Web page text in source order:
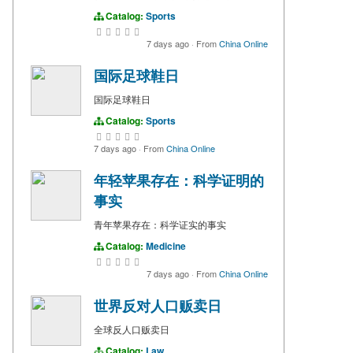
Catalog: Sports
7 days ago · FromChina Online
国际足球鞋日
国际足球鞋日
Catalog: Sports
7 days ago · FromChina Online
年轻苹果存在：科学证明的
事实
青年苹果存在：科学证实的事实
Catalog: Medicine
7 days ago · FromChina Online
世界反对人口贩卖日
全球反人口贩卖日